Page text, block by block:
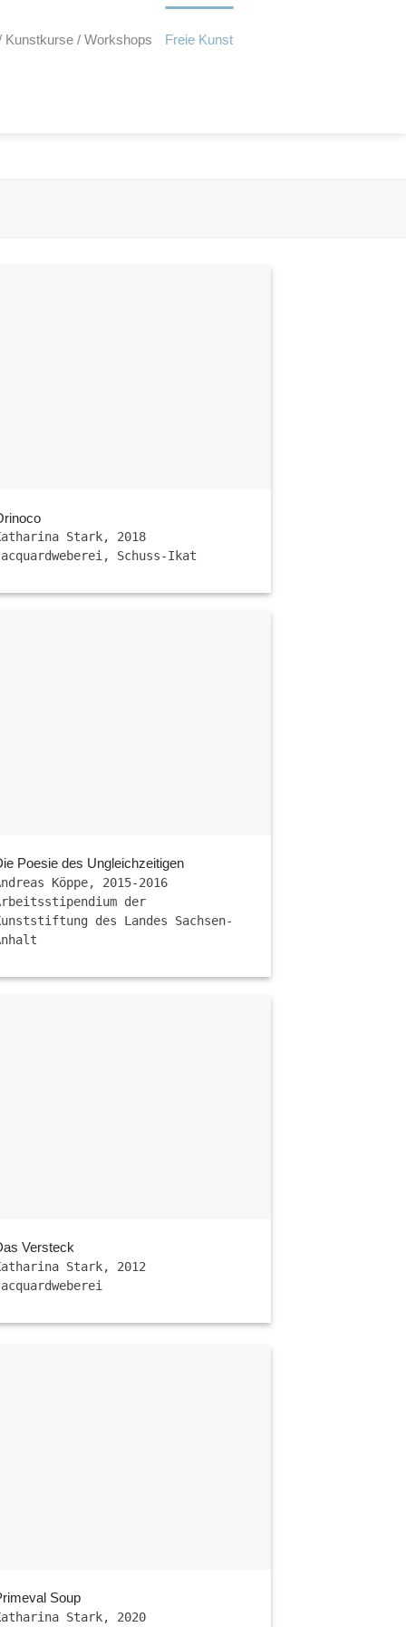
Kunstkurse / Workshops Freie Kunst
Stark, 2018
Schuss-Ikat
Poesie des Ungleichzeitigen
Köppe, 2015-2016
der
des Landes Sachsen-
Versteck
Stark, 2012
Soup
Stark, 2020